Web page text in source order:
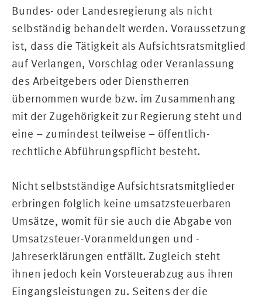
Bundes- oder Landesregierung als nicht
selbständig behandelt werden. Voraussetzung
ist, dass die Tätigkeit als Aufsichtsratsmitglied
auf Verlangen, Vorschlag oder Veranlassung
des Arbeitgebers oder Dienstherren
übernommen wurde bzw. im Zusammenhang
mit der Zugehörigkeit zur Regierung steht und
eine – zumindest teilweise – öffentlich-
rechtliche Abführungspflicht besteht.
Nicht selbstständige Aufsichtsratsmitglieder
erbringen folglich keine umsatzsteuerbaren
Umsätze, womit für sie auch die Abgabe von
Umsatzsteuer-Voranmeldungen und -
Jahreserklärungen entfällt. Zugleich steht
ihnen jedoch kein Vorsteuerabzug aus ihren
Eingangsleistungen zu. Seitens der die